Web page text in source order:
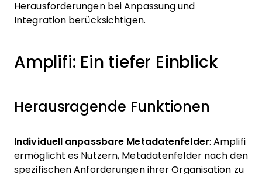
Herausforderungen bei Anpassung und
Integration berücksichtigen.
Amplifi: Ein tiefer Einblick
Herausragende Funktionen
Individuell anpassbare Metadatenfelder: Amplifi
ermöglicht es Nutzern, Metadatenfelder nach den
spezifischen Anforderungen ihrer Organisation zu